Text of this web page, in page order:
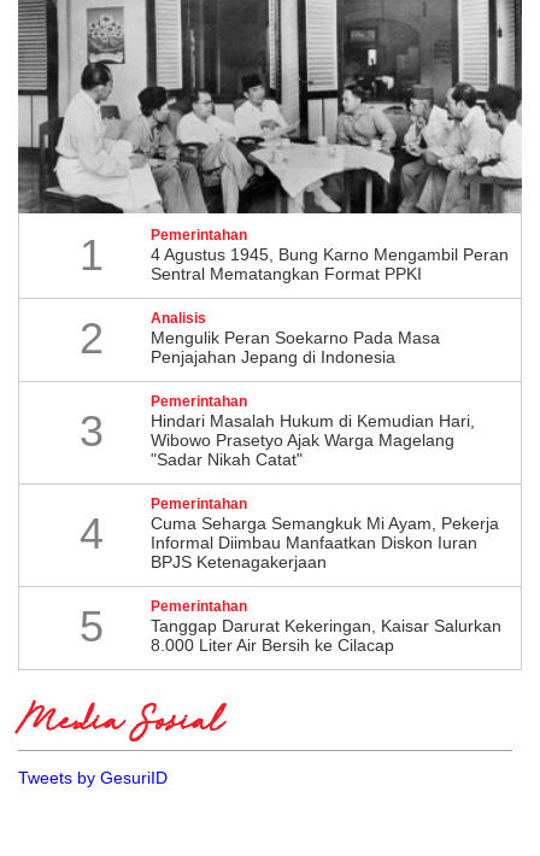
1 Pemerintahan
4 Agustus 1945, Bung Karno Mengambil Peran
Sentral Mematangkan Format PPKI
2 Analisis
Mengulik Peran Soekarno Pada Masa
Penjajahan Jepang di Indonesia
3
Pemerintahan
Hindari Masalah Hukum di Kemudian Hari,
Wibowo Prasetyo Ajak Warga Magelang
"Sadar Nikah Catat"
4
Pemerintahan
Cuma Seharga Semangkuk Mi Ayam, Pekerja
Informal Diimbau Manfaatkan Diskon Iuran
BPJS Ketenagakerjaan
5 Pemerintahan
Tanggap Darurat Kekeringan, Kaisar Salurkan
8.000 Liter Air Bersih ke Cilacap
Media Sosial
Tweets by GesuriID